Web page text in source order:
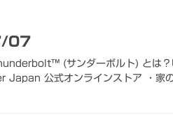
07
(サンダーボルト) とは
Japan 公式オンラインストア ・家